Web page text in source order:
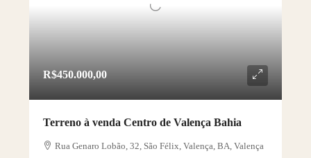
R$450.000,00
Terreno à venda Centro de Valença Bahia
Rua Genaro Lobão, 32, São Félix, Valença, BA, Valença